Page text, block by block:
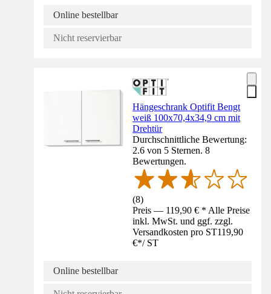
Online bestellbar
Nicht reservierbar
Hängeschrank Optifit Bengt
weiß 100x70,4x34,9 cm mit
Drehtür
Durchschnittliche Bewertung:
2.6 von 5 Sternen. 8
Bewertungen.
(8)
Preis — 119,90 € * Alle Preise
inkl. MwSt. und ggf. zzgl.
Versandkosten pro ST119,90
€*/ ST
Online bestellbar